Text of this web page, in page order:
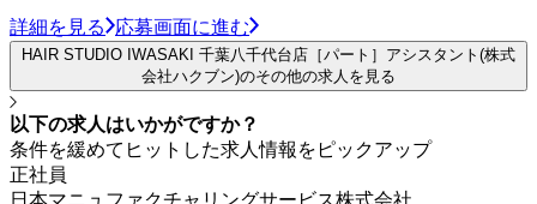
詳細を見る 応募画面に進む
HAIR STUDIO IWASAKI 千葉八千代台店［パート］アシスタント(株式
会社ハクブン)のその他の求人を見る
以下の求人はいかがですか？
条件を緩めてヒットした求人情報をピックアップ
正社員
日本マニュファクチャリングサービス株式会社